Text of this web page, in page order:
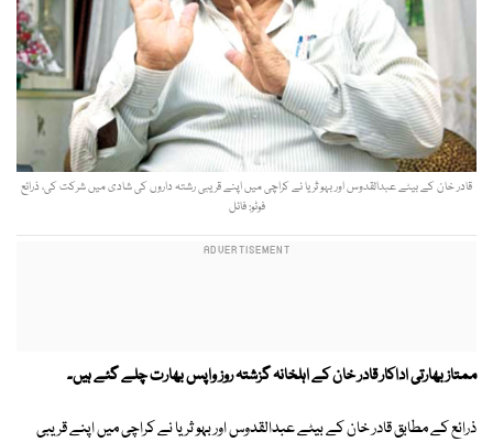
قادر خان کے بیٹے عبدالقدوس اور بہو ثریا نے کراچی میں اپنے قریبی رشتہ داروں کی شادی میں شرکت کی، ذرائع
فوٹو: فائل
ممتاز بھارتی اداکار قادر خان کے اہلخانہ گزشتہ روز واپس بھارت چلے گئے ہیں۔
ذرائع کے مطابق قادر خان کے بیٹے عبدالقدوس اور بہو ثریا نے کراچی میں اپنے قریبی